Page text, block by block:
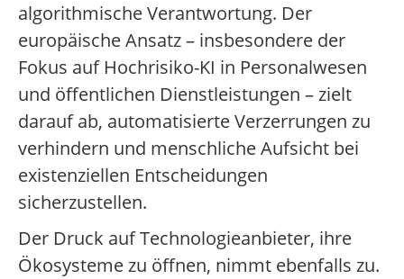
algorithmische Verantwortung. Der
europäische Ansatz – insbesondere der
Fokus auf Hochrisiko-KI in Personalwesen
und öffentlichen Dienstleistungen – zielt
darauf ab, automatisierte Verzerrungen zu
verhindern und menschliche Aufsicht bei
existenziellen Entscheidungen
sicherzustellen.
Der Druck auf Technologieanbieter, ihre
Ökosysteme zu öffnen, nimmt ebenfalls zu.